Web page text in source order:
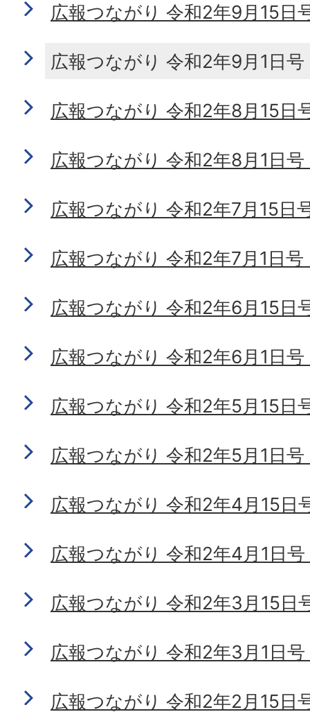
広報つながり 令和2年9月15日
広報つながり 令和2年9月1日号
広報つながり 令和2年8月15日
広報つながり 令和2年8月1日号
広報つながり 令和2年7月15日
広報つながり 令和2年7月1日号
広報つながり 令和2年6月15日
広報つながり 令和2年6月1日号
広報つながり 令和2年5月15日
広報つながり 令和2年5月1日
広報つながり 令和2年4月15日
広報つながり 令和2年4月1日
広報つながり 令和2年3月15日
広報つながり 令和2年3月1日
広報つながり 令和2年2月15日